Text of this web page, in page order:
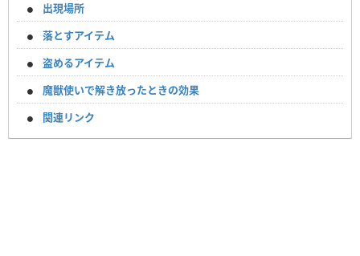
出現場所
落とすアイテム
盗めるアイテム
魔獣使いで解き放ったときの効果
関連リンク